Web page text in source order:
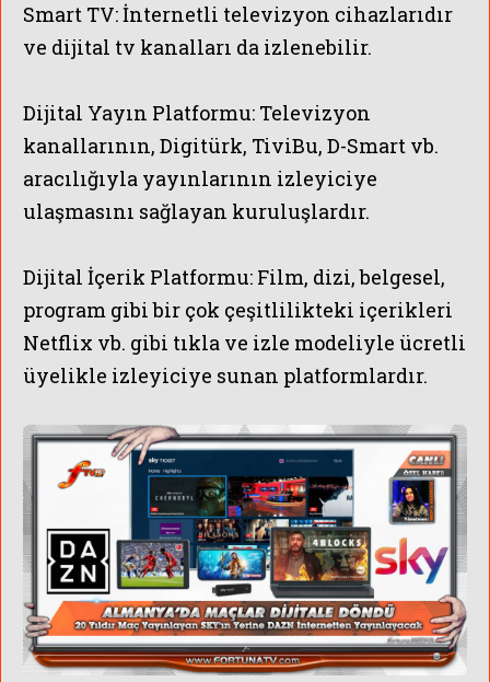
Smart TV:İnternetli televizyon cihazlarıdır
ve dijital tv kanalları da izlenebilir.
Dijital Yayın Platformu: Televizyon
kanallarının, Digitürk, TiviBu, D-Smart vb.
aracılığıyla yayınlarının izleyiciye
ulaşmasını sağlayan kuruluşlardır.
Dijital İçerik Platformu: Film, dizi, belgesel,
program gibi bir çok çeşitlilikteki içerikleri
Netflix vb. gibi tıkla ve izle modeliyle ücretli
üyelikle izleyiciye sunan platformlardır.